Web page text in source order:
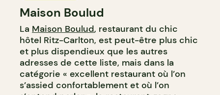
Maison Boulud
La Maison Boulud, restaurant du chic
hôtel Ritz-Carlton, est peut-être plus chic
et plus dispendieux que les autres
adresses de cette liste, mais dans la
catégorie « excellent restaurant où l’on
s’assied confortablement et où l’on